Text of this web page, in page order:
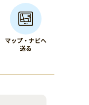
マップ・ナビへ
送る